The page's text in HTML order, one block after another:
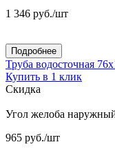
1 346 руб./шт
Подробнее
Труба водосточная
Купить в 1 клик
Скидка
Угол желоба
965 руб./шт